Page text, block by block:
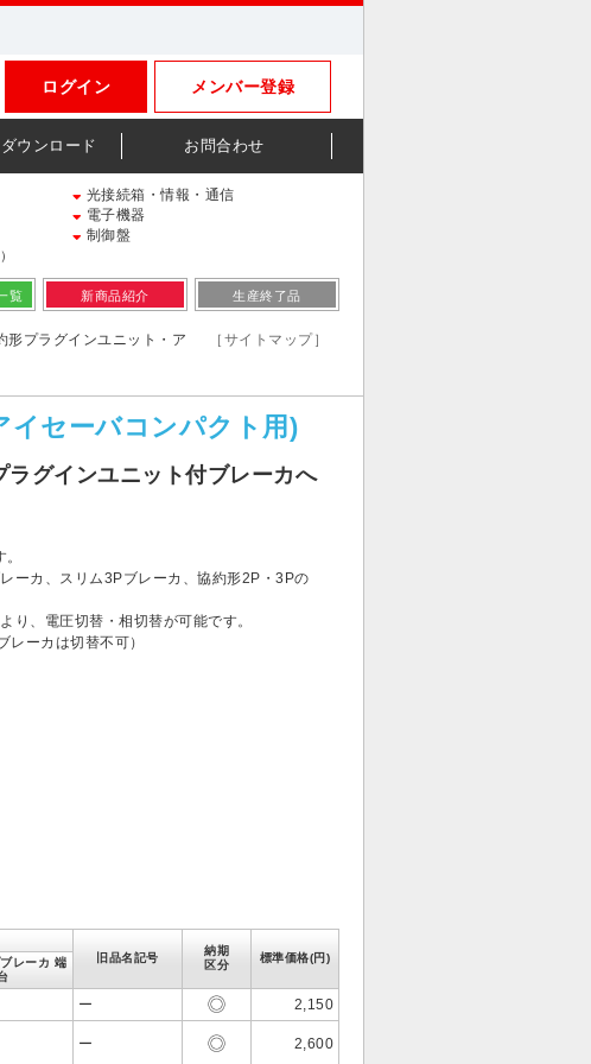
メンバー登録
ログイン
ウンロード お問合わせ
光接続箱・情報・通信
電子機器
制御盤
覧 新商品紹介 生産終了品
プラグインユニット・ア
［サイトマップ］
セーバコンパクト用)
ラグインユニット付ブレーカへ
ーカ、スリム3Pブレーカ、協約形2P・3Pの
り、電圧切替・相切替が可能です。
ーカは切替不可）
旧品名記号
納期
区分
標準価格(円)
レーカ 端
ー 2,150
ー 2,600